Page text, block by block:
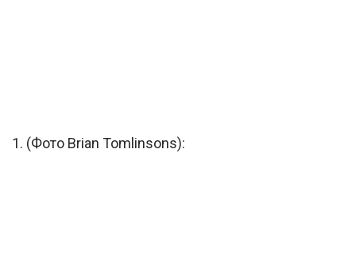
1. (Фото Brian Tomlinsons):